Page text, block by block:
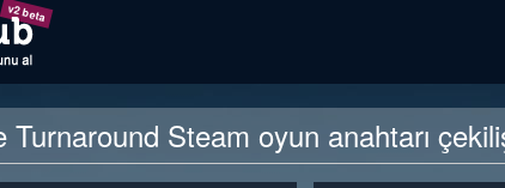
v2 beta
Steam oyun anahtarı